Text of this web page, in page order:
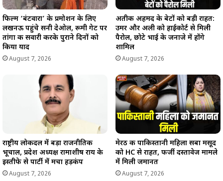
फिल्म ‘बंटवारा’ के प्रमोशन के लिए
लखनऊ पहुंचे सनी देओल, रूमी गेट पर
तांगा की सवारी करके पुराने दिनों को
किया याद
August 7, 2026
अतीक अहमद के बेटों को बड़ी राहत:
उमर और अली को हाईकोर्ट से मिली
पैरोल, छोटे भाई के जनाजे में होंगे
शामिल
August 7, 2026
राष्ट्रीय लोकदल में बड़ा राजनीतिक
भूचाल, प्रदेश अध्यक्ष रामाशीष राय के
इस्तीफे से पार्टी में मचा हड़कंप
August 7, 2026
मेरठ की पाकिस्तानी महिला सबा मसूद
को HC से राहत, फर्जी दस्तावेज मामले
में मिली जमानत
August 7, 2026